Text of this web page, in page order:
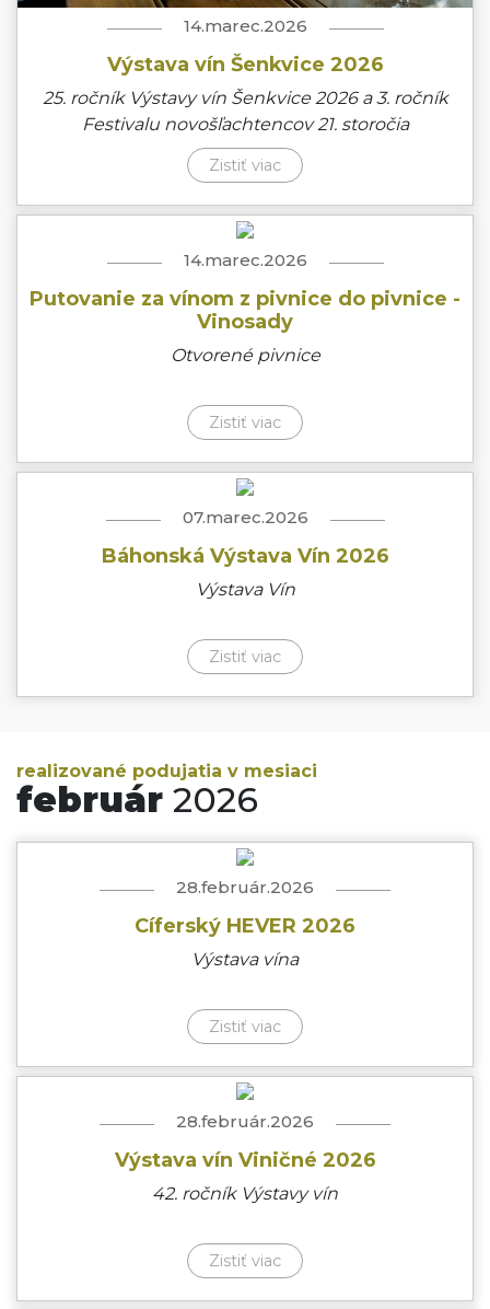
14.marec.2026
Výstava vín Šenkvice 2026
25. ročník Výstavy vín Šenkvice 2026 a 3. ročník
Festivalu novošľachtencov 21. storočia
Zistiť viac
14.marec.2026
Putovanie za vínom z pivnice do pivnice -
Vinosady
Otvorené pivnice
Zistiť viac
07.marec.2026
Báhonská Výstava Vín 2026
Výstava Vín
Zistiť viac
realizované podujatia v mesiaci
február 2026
28.február.2026
Cíferský HEVER 2026
Výstava vína
Zistiť viac
28.február.2026
Výstava vín Viničné 2026
42. ročník Výstavy vín
Zistiť viac